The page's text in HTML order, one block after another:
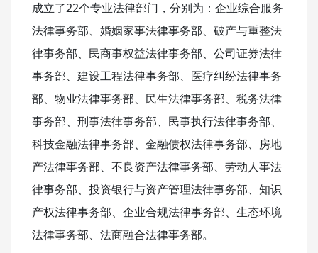
成立了22个专业法律部门，分别为：企业综合服务
法律事务部、婚姻家事法律事务部、破产与重整法
律事务部、民商事权益法律事务部、公司证券法律
事务部、建设工程法律事务部、医疗纠纷法律事务
部、物业法律事务部、民生法律事务部、税务法律
事务部、刑事法律事务部、民事执行法律事务部、
科技金融法律事务部、金融债权法律事务部、房地
产法律事务部、不良资产法律事务部、劳动人事法
律事务部、投资银行与资产管理法律事务部、知识
产权法律事务部、企业合规法律事务部、生态环境
法律事务部、法商融合法律事务部。